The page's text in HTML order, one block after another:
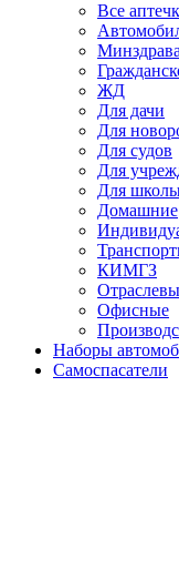
Все
Минздрава
ЖД
Для дачи
Для
Для судов
Для
Для
Домашние
КИМГЗ
Офисные
Наборы
Самоспасатели